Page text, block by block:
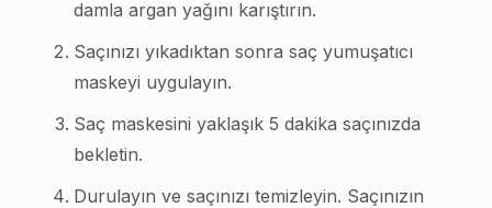
damla argan yağını karıştırın.
Saçınızı yıkadıktan sonra saç yumuşatıcı
maskeyi uygulayın.
Saç maskesini yaklaşık 5 dakika saçınızda
bekletin.
Durulayın ve saçınızı temizleyin. Saçınızın